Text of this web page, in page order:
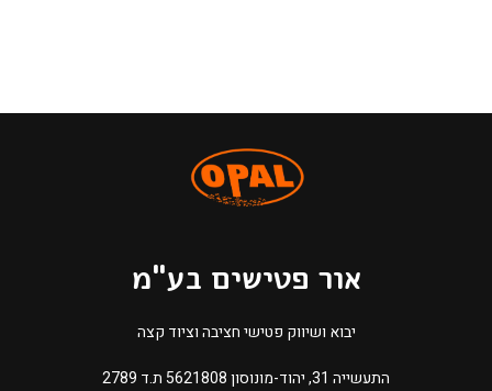
אור פטישים בע"מ
יבוא ושיווק פטישי חציבה וציוד קצה
התעשייה 31, יהוד-מונוסון 5621808 ת.ד 2789​